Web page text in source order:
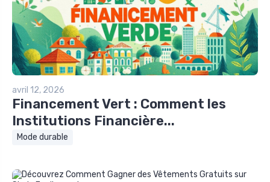
avril 12, 2026
Financement Vert : Comment les
Institutions Financière...
Mode durable